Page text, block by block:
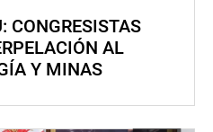
CONGRESISTAS
AL
Y MINAS